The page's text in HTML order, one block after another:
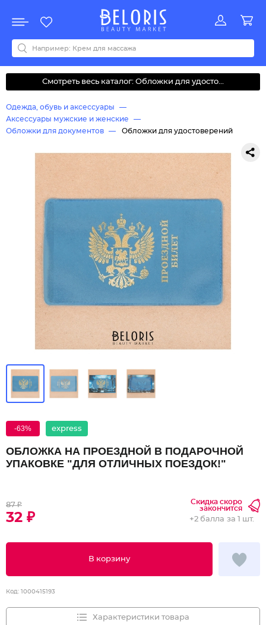
Акции
Все бренды
0-9ABCDEFGHIJKLMNOPQRSTUVWYZАБВДЗИМОКЛНПРСТУФ
Смотреть весь каталог: Обложки для удосто...
Одежда, обувь и аксессуары
Аксессуары мужские и женские
Обложки для документов
Обложки для удостоверений
-63% express
ОБЛОЖКА НА ПРОЕЗДНОЙ В ПОДАРОЧНОЙ
УПАКОВКЕ "ДЛЯ ОТЛИЧНЫХ ПОЕЗДОК!"
87 ₽
32 ₽
Скидка скоро
закончится
В корзину
+2 балла за 1 шт.
Код: 1000415193
Характеристики товара